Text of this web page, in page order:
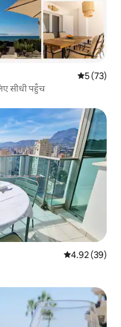
औसत रेटिंग
5 (73)
सीधी पहुँच
औसत रेटिंग 5 में
4.92 (39)